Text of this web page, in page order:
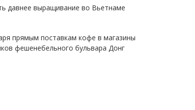
давнее выращивание во Вьетнаме
прямым поставкам кофе в магазины
фешенебельного бульвара Донг